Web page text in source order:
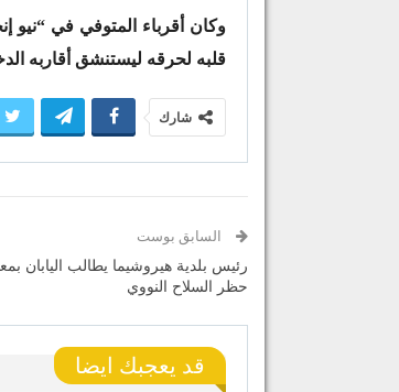
وكان أقرباء المتوفي في “نيو
قلبه لحرقه ليستنشق أقاربه
شارك
السابق بوست
رئيس بلدية هيروشيما يطالب اليابان
حظر السلاح النووي
قد يعجبك ايضا